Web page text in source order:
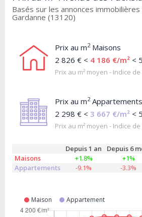
Basés sur les annonces
Gardanne (13120)
Prix au m2Maisons
2 826 € < 4 186 €/m² <
Prix au m² moyen - Indice
Prix au m2Appartements
2 298 € < 3 667 €/m² <
Prix au m² moyen - Indice
Depuis 1 an Depuis 6
Maisons
+1.8% +1%
Appartements
-9.1% -3.3%
Maison Appartement